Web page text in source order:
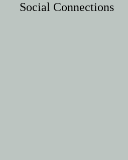
Social Connections